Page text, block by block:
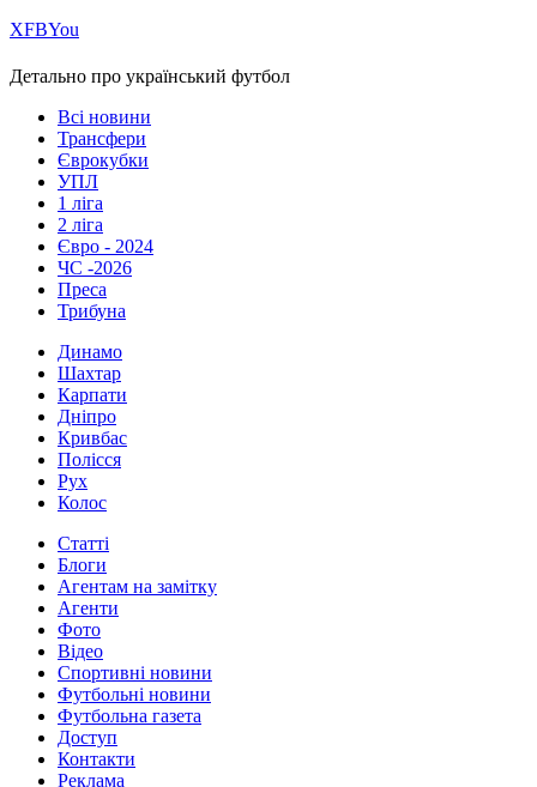
ХFBYou
Детально про український футбол
Всі новини
Трансфери
Єврокубки
УПЛ
1 ліга
2 ліга
Євро - 2024
ЧС -2026
Преса
Трибуна
Динамо
Шахтар
Карпати
Дніпро
Кривбас
Полісся
Рух
Колос
Статті
Блоги
Агентам на замітку
Агенти
Фото
Відео
Спортивні новини
Футбольні новини
Футбольна газета
Доступ
Контакти
Реклама